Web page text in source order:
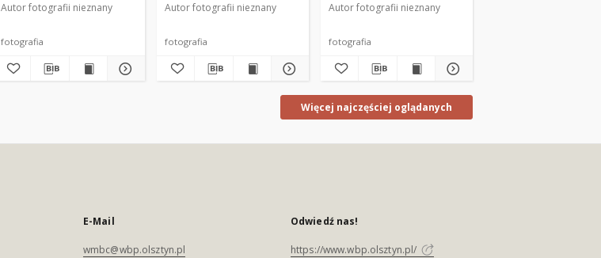
Autor fotografii nieznany
fotografia
Szczytnie]
Autor fotografii nieznany
fotografia
Autor fotografii nieznany
fotografia
Więcej najczęściej oglądanych
E-Mail
wmbc@wbp.olsztyn.pl
Odwiedź nas!
https://www.wbp.olsztyn.pl/